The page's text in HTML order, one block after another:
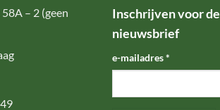
– 2 (geen
Inschrijven voor de
nieuwsbrief
e-mailadres*